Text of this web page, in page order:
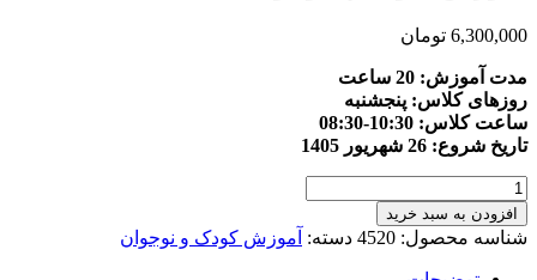
6,300,000 تومان
مدت آموزش: 20 ساعت
روزهای کلاس: پنجشنبه
ساعت کلاس: 10:30-08:30
تاریخ شروع: 26 شهریور 1405
آموزش
فتوشاپ
نوجوان
افزودن به سبد خرید
شناسه محصول: 4520 دسته: آموزش کودک و نوجوان